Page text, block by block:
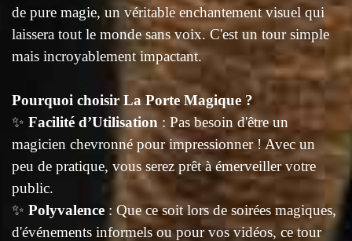
de pure magie, un véritable enchantement visuel qui
laissera tout le monde sans voix. C'est un tour simple
mais incroyablement impactant.
Pourquoi choisir La Porte Magique ?
✨ Facilité d’Utilisation : Pas besoin d'être un
magicien chevronné pour impressionner ! Avec un
peu de pratique, vous serez prêt à émerveiller votre
public.
✨ Polyvalence : Que ce soit lors de soirées magiques,
d'événements informels ou pour vos vidéos, ce tour